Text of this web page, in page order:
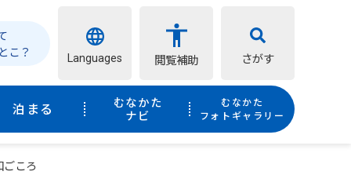
こ？
Languages 閲覧補助 さがす
泊まる
むなかた
ナビ
むなかた
フォトギャラリー
ごころ